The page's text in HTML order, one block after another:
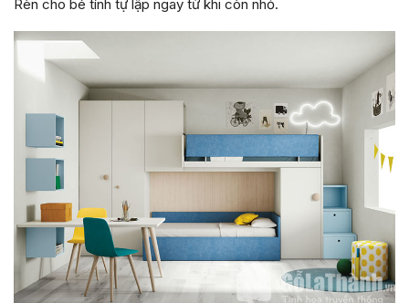
Rèn cho bé tính tự lập ngay từ khi còn nhỏ.